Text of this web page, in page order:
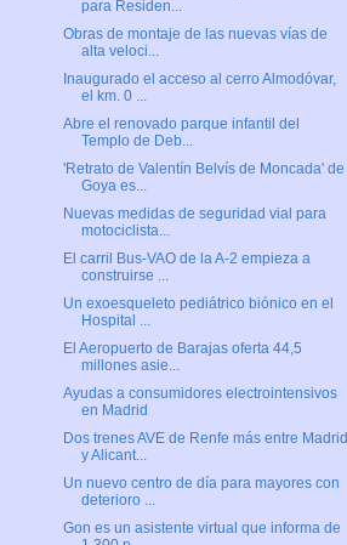
para Residen...
Obras de montaje de las nuevas vías de
alta veloci...
Inaugurado el acceso al cerro Almodóvar,
el km. 0 ...
Abre el renovado parque infantil del
Templo de Deb...
'Retrato de Valentín Belvís de Moncada' de
Goya es...
Nuevas medidas de seguridad vial para
motociclista...
El carril Bus-VAO de la A-2 empieza a
construirse ...
Un exoesqueleto pediátrico biónico en el
Hospital ...
El Aeropuerto de Barajas oferta 44,5
millones asie...
Ayudas a consumidores electrointensivos
en Madrid
Dos trenes AVE de Renfe más entre Madrid
y Alicant...
Un nuevo centro de día para mayores con
deterioro ...
Gon es un asistente virtual que informa de